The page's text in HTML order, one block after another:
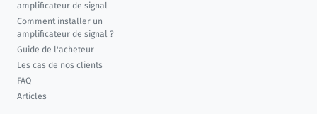
amplificateur de signal
Comment installer un
amplificateur de signal ?
Guide de l'acheteur
Les cas de nos clients
FAQ
Articles